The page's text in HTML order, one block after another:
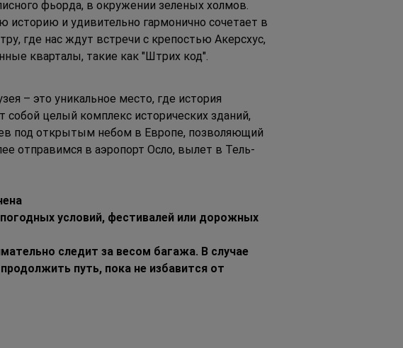
фьорда, в окружении зеленых холмов.
историю и удивительно гармонично сочетает в
где нас ждут встречи с крепостью Акерсхус,
кварталы, такие как "Штрих код".
– это уникальное место, где история
целый комплекс исторических зданий,
под открытым небом в Европе, позволяющий
отправимся в аэропорт Осло, вылет в Тель-
условий, фестивалей или дорожных
следит за весом багажа. В случае
путь, пока не избавится от